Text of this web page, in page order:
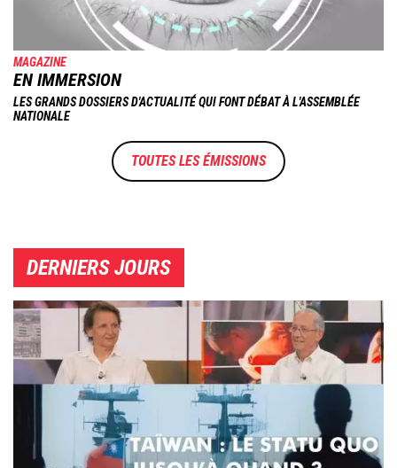
MAGAZINE
EN IMMERSION
LES GRANDS DOSSIERS D'ACTUALITÉ QUI FONT DÉBAT À L'ASSEMBLÉE
NATIONALE
TOUTES LES ÉMISSIONS
DERNIERS JOURS
Image